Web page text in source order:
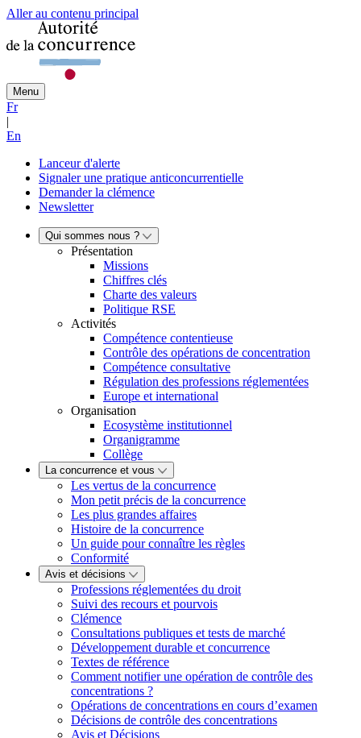
Aller au contenu principal
Menu
Fr
|
En
Lanceur d'alerte
Signaler une pratique anticoncurrentielle
Demander la clémence
Newsletter
Qui sommes nous ?
Présentation
Missions
Chiffres clés
Charte des valeurs
Politique RSE
Activités
Compétence contentieuse
Contrôle des opérations de concentration
Compétence consultative
Régulation des professions réglementées
Europe et international
Organisation
Ecosystème institutionnel
Organigramme
Collège
La concurrence et vous
Les vertus de la concurrence
Mon petit précis de la concurrence
Les plus grandes affaires
Histoire de la concurrence
Un guide pour connaître les règles
Conformité
Avis et décisions
Professions réglementées du droit
Suivi des recours et pourvois
Clémence
Consultations publiques et tests de marché
Développement durable et concurrence
Textes de référence
Comment notifier une opération de contrôle des
concentrations ?
Opérations de concentrations en cours d’examen
Décisions de contrôle des concentrations
Avis et Décisions